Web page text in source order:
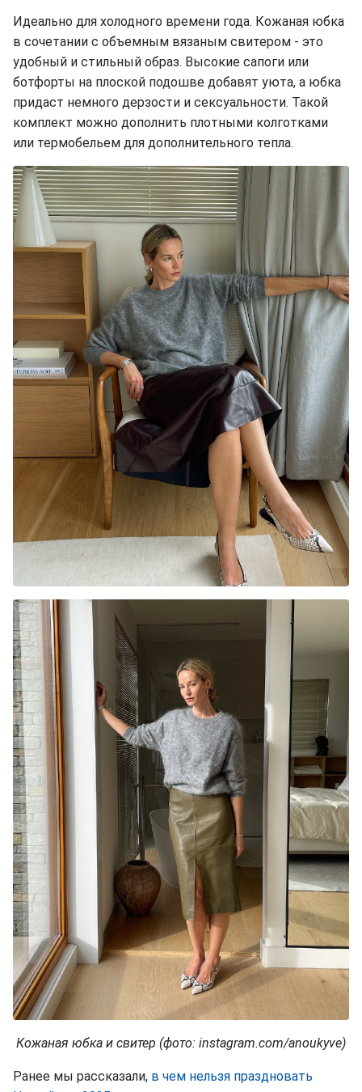
Идеально для холодного времени года. Кожаная юбка
в сочетании с объемным вязаным свитером - это
удобный и стильный образ. Высокие сапоги или
ботфорты на плоской подошве добавят уюта, а юбка
придаст немного дерзости и сексуальности. Такой
комплект можно дополнить плотными колготками
или термобельем для дополнительного тепла.
Кожаная юбка и свитер (фото: instagram.com/anoukyve)
Ранее мы рассказали, в чем нельзя праздновать